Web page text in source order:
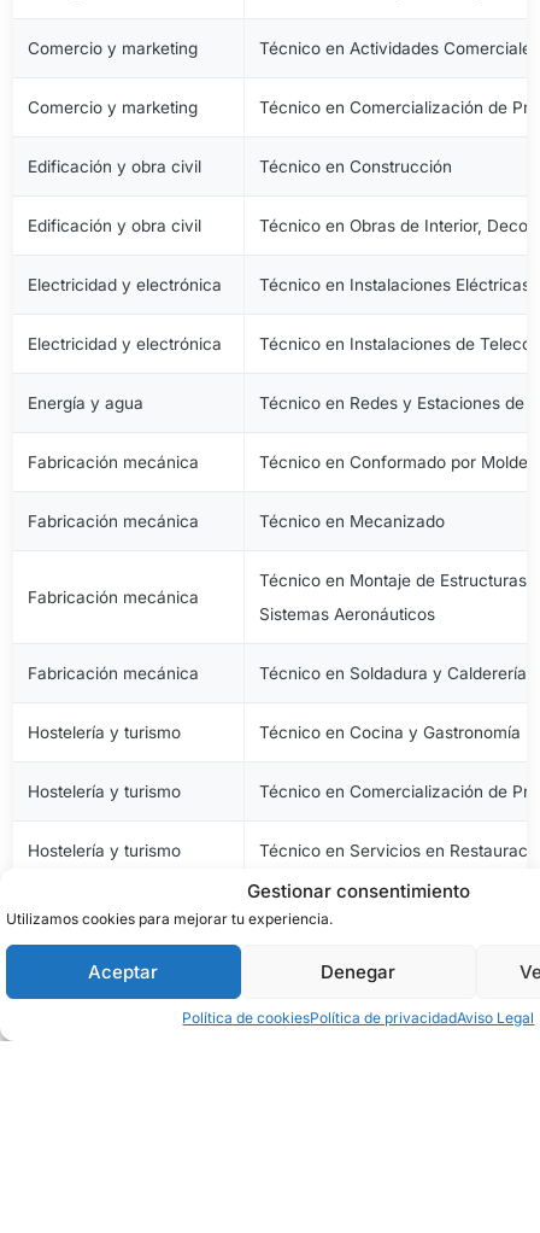
Gestionar consentimiento
Utilizamos cookies para mejorar tu experiencia.
Aceptar Denegar
Política de cookiesPolítica de privacidadAviso Legal
Comercio y marketing Técnico en Actividades Comerciales
Comercio y marketing Técnico en Comercialización de
Edificación y obra civil Técnico en Construcción
Edificación y obra civil Técnico en Obras de Interior,
Electricidad y electrónica Técnico en Instalaciones Eléctricas
Electricidad y electrónica Técnico en Instalaciones de
Energía y agua Técnico en Redes y Estaciones de
Fabricación mecánica Técnico en Conformado por
Fabricación mecánica Técnico en Mecanizado
Fabricación mecánica
Técnico en Montaje de Estructuras
Sistemas Aeronáuticos
Fabricación mecánica Técnico en Soldadura y Calderería
Hostelería y turismo Técnico en Cocina y Gastronomía
Hostelería y turismo Técnico en Comercialización de
Hostelería y turismo Técnico en Servicios en
Imagen personal Técnico en Estética y Belleza
Imagen personal Técnico en Peluquería y Cosmética
Técnico en Vídeo Disc-Jockey y